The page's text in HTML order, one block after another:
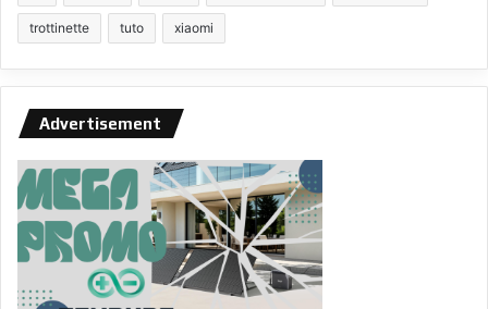
trottinette tuto xiaomi
Advertisement